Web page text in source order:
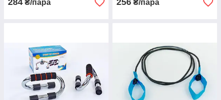
284 ₴/пара 256 ₴/пара